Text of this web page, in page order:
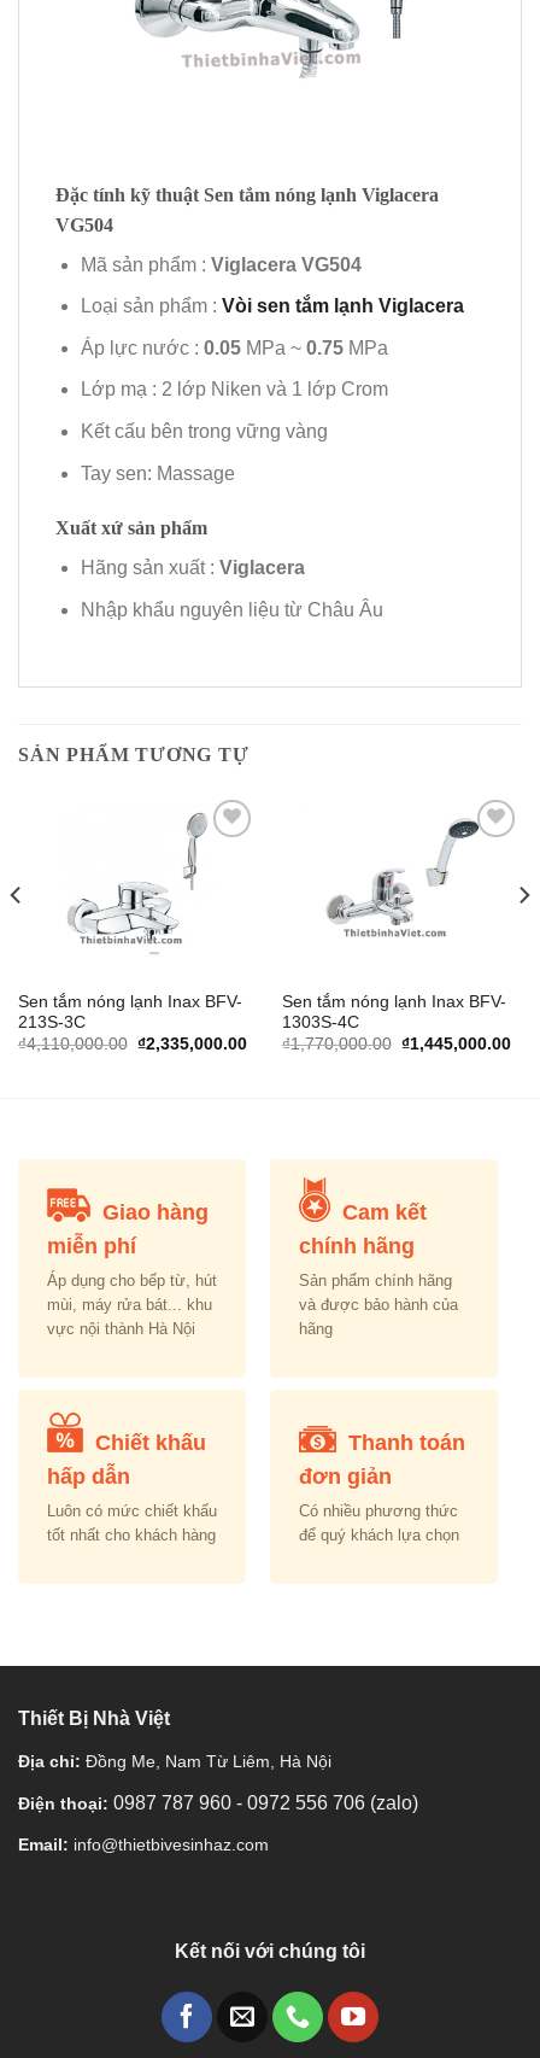
Đặc tính kỹ thuật Sen tắm nóng lạnh Viglacera
VG504
Mã sản phẩm : Viglacera VG504
Loại sản phẩm : Vòi sen tắm lạnh Viglacera
Áp lực nước : 0.05MPa ~ 0.75MPa
Lớp mạ : 2 lớp Niken và 1 lớp Crom
Kết cấu bên trong vững vàng
Tay sen: Massage
Xuất xứ sản phẩm
Hãng sản xuất : Viglacera
Nhập khẩu nguyên liệu từ Châu Âu
SẢN PHẨM TƯƠNG TỰ
Wishlist
Sen tắm nóng lạnh Inax BFV-
213S-3C
₫4,110,000.00 Original
₫2,335,000.00Current
Sen tắm nóng lạnh Inax BFV-
1303S-4C
₫1,770,000.00 Original
₫1,445,000.00
Giao hàng
miễn phí
Áp dụng cho bếp từ, hút
mùi, máy rửa bát... khu
vực nội thành Hà Nội
Cam kết
chính hãng
Sản phẩm chính hãng
và được bảo hành của
hãng
Chiết khấu
hấp dẫn
Luôn có mức chiết khấu
tốt nhất cho khách hàng
Thanh toán
đơn giản
Có nhiều phương thức
để quý khách lựa chọn
Thiết Bị Nhà Việt
Địa chỉ: Đồng Me, Nam Từ Liêm, Hà Nội
Điện thoại: 0987 787 960 - 0972 556 706 (zalo)
Email: info@thietbivesinhaz.com
Kết nối với chúng tôi